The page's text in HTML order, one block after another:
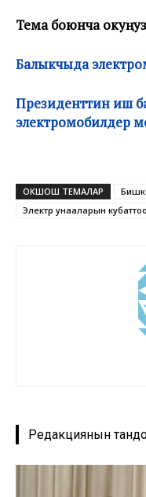
Тема боюнча
Балыкчыда
Президенттин иш
электромобилдер
ОКШОШ ТЕМАЛАР
Электр унааларын кубаттоо
Редакциянын